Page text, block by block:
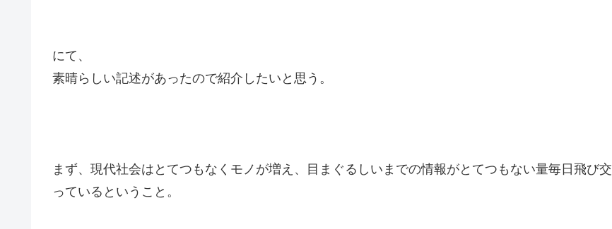
にて、
素晴らしい記述があったので紹介したいと思う。
まず、現代社会はとてつもなくモノが増え、目まぐるしいまでの情報がとてつもない量毎日飛び交
っているということ。